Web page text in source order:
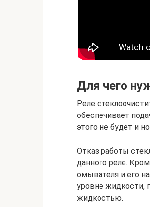
Для чего
Реле
обеспечивает
этого не будет и
Отказ работы
данного реле.
омывателя и его
уровне жидкости,
жидкостью.